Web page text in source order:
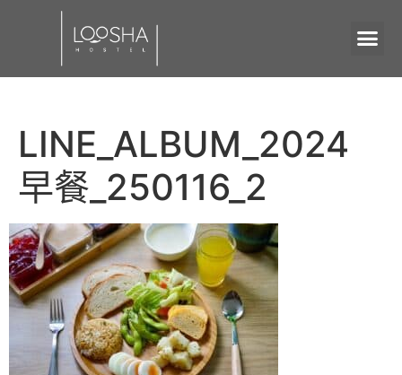
LINE_ALBUM_2024
早餐_250116_2